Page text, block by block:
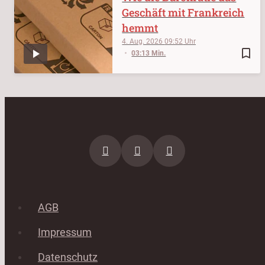
bookmark_border
4. Aug. 202609:52
03:13 Min.
Geschäft mit Frankreich
hemmt
AGB
Impressum
Datenschutz